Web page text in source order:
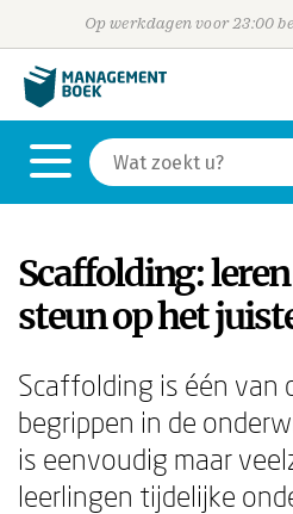
Op werkdagen voor 23:00
Scaffolding:
steun op het
Scaffolding is één van
begrippen in de
is eenvoudig maar
leerlingen tijdelijke